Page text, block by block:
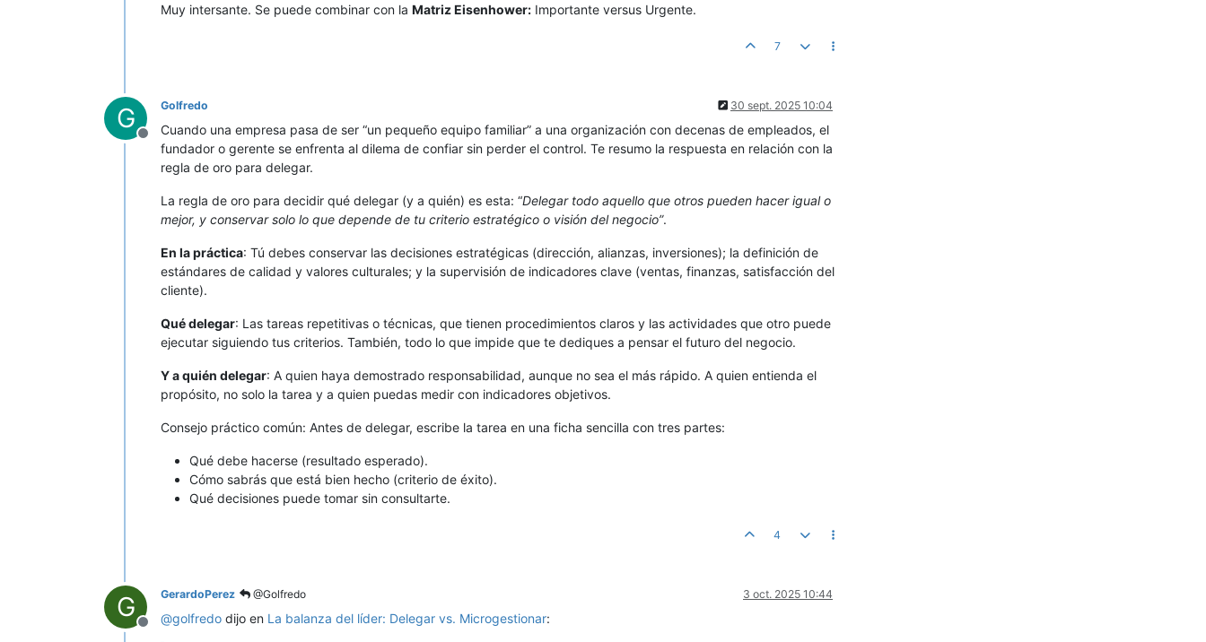
Muy intersante. Se puede combinar con la Matriz Eisenhower: Importante versus Urgente.
7
G
Desconectado
Golfredo 30 sept. 2025 10:04
Cuando una empresa pasa de ser “un pequeño equipo familiar” a una organización con decenas de empleados, el
fundador o gerente se enfrenta al dilema de confiar sin perder el control. Te resumo la respuesta en relación con la
regla de oro para delegar.
La regla de oro para decidir qué delegar (y a quién) es esta: “Delegar todo aquello que otros pueden hacer igual o
mejor, y conservar solo lo que depende de tu criterio estratégico o visión del negocio”.
En la práctica: Tú debes conservar las decisiones estratégicas (dirección, alianzas, inversiones); la definición de
estándares de calidad y valores culturales; y la supervisión de indicadores clave (ventas, finanzas, satisfacción del
cliente).
Qué delegar: Las tareas repetitivas o técnicas, que tienen procedimientos claros y las actividades que otro puede
ejecutar siguiendo tus criterios. También, todo lo que impide que te dediques a pensar el futuro del negocio.
Y a quién delegar: A quien haya demostrado responsabilidad, aunque no sea el más rápido. A quien entienda el
propósito, no solo la tarea y a quien puedas medir con indicadores objetivos.
Consejo práctico común: Antes de delegar, escribe la tarea en una ficha sencilla con tres partes:
Qué debe hacerse (resultado esperado).
Cómo sabrás que está bien hecho (criterio de éxito).
Qué decisiones puede tomar sin consultarte.
4
G
Desconectado
GerardoPerez @Golfredo 3 oct. 2025 10:44
@golfredo dijo en La balanza del líder: Delegar vs. Microgestionar: